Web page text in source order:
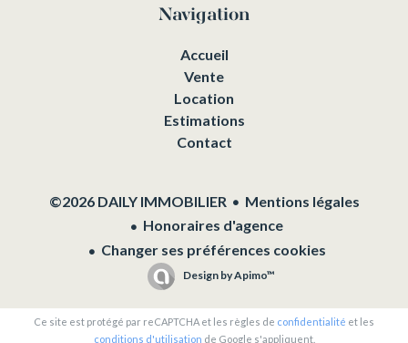
Navigation
Accueil
Vente
Location
Estimations
Contact
©2026 DAILY IMMOBILIER
Mentions légales
Honoraires d'agence
Changer ses préférences cookies
Design byApimo™
Ce site est protégé par reCAPTCHA et les règles de confidentialité et les
conditions d'utilisation de Google s'appliquent.